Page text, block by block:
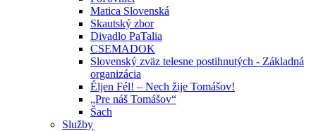
Matica Slovenská
Skautský zbor
Divadlo PaTalia
CSEMADOK
Slovenský zväz telesne postihnutých - Základná
organizácia
Éljen Fél! – Nech žije Tomášov!
„Pre náš Tomášov“
Šach
Služby